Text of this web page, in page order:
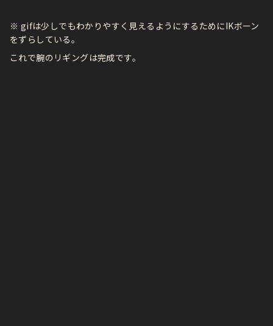
※ gifは少しでもわかりやすく見えるようにするためにIKボーン
をずらしている。
これで腕のリギングは完成です。